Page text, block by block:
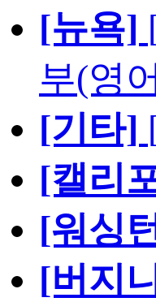
[뉴욕]
부(영
[기타]
[캘리
[워싱
[버지